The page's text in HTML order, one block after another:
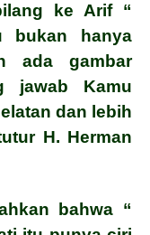
ke Arif “
bukan hanya
ada gambar
jawab Kamu
dan lebih
H. Herman
bahwa “